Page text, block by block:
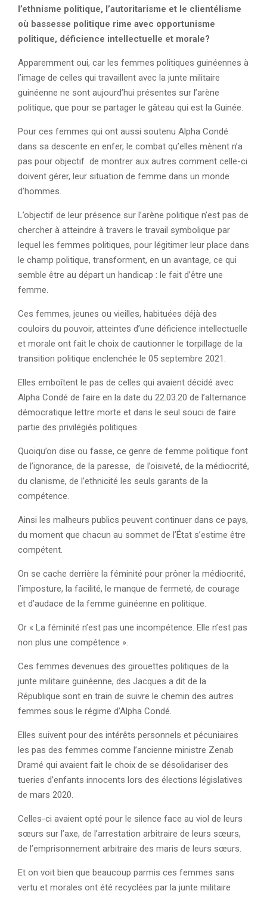
l’ethnisme politique, l’autoritarisme et le clientélisme
où bassesse politique rime avec opportunisme
politique, déficience intellectuelle et morale?
Apparemment oui, car les femmes politiques guinéennes à
l’image de celles qui travaillent avec la junte militaire
guinéenne ne sont aujourd’hui présentes sur l’arène
politique, que pour se partager le gâteau qui est la Guinée.
Pour ces femmes qui ont aussi soutenu Alpha Condé
dans sa descente en enfer, le combat qu’elles mènent n’a
pas pour objectif de montrer aux autres comment celle-ci
doivent gérer, leur situation de femme dans un monde
d’hommes.
L’objectif de leur présence sur l’arène politique n’est pas de
chercher à atteindre à travers le travail symbolique par
lequel les femmes politiques, pour légitimer leur place dans
le champ politique, transforment, en un avantage, ce qui
semble être au départ un handicap : le fait d’être une
femme.
Ces femmes, jeunes ou vieilles, habituées déjà des
couloirs du pouvoir, atteintes d’une déficience intellectuelle
et morale ont fait le choix de cautionner le torpillage de la
transition politique enclenchée le 05 septembre 2021.
Elles emboîtent le pas de celles qui avaient décidé avec
Alpha Condé de faire en la date du 22.03.20 de l’alternance
démocratique lettre morte et dans le seul souci de faire
partie des privilégiés politiques.
Quoiqu’on dise ou fasse, ce genre de femme politique font
de l’ignorance, de la paresse, de l’oisiveté, de la médiocrité,
du clanisme, de l’ethnicité les seuls garants de la
compétence.
Ainsi les malheurs publics peuvent continuer dans ce pays,
du moment que chacun au sommet de l’État s’estime être
compétent.
On se cache derrière la féminité pour prôner la médiocrité,
l’imposture, la facilité, le manque de fermeté, de courage
et d’audace de la femme guinéenne en politique.
Or « La féminité n’est pas une incompétence. Elle n’est pas
non plus une compétence ».
Ces femmes devenues des girouettes politiques de la
junte militaire guinéenne, des Jacques a dit de la
République sont en train de suivre le chemin des autres
femmes sous le régime d’Alpha Condé.
Elles suivent pour des intérêts personnels et pécuniaires
les pas des femmes comme l’ancienne ministre Zenab
Dramé qui avaient fait le choix de se désolidariser des
tueries d’enfants innocents lors des élections législatives
de mars 2020.
Celles-ci avaient opté pour le silence face au viol de leurs
sœurs sur l’axe, de l’arrestation arbitraire de leurs sœurs,
de l’emprisonnement arbitraire des maris de leurs sœurs.
Et on voit bien que beaucoup parmis ces femmes sans
vertu et morales ont été recyclées par la junte militaire